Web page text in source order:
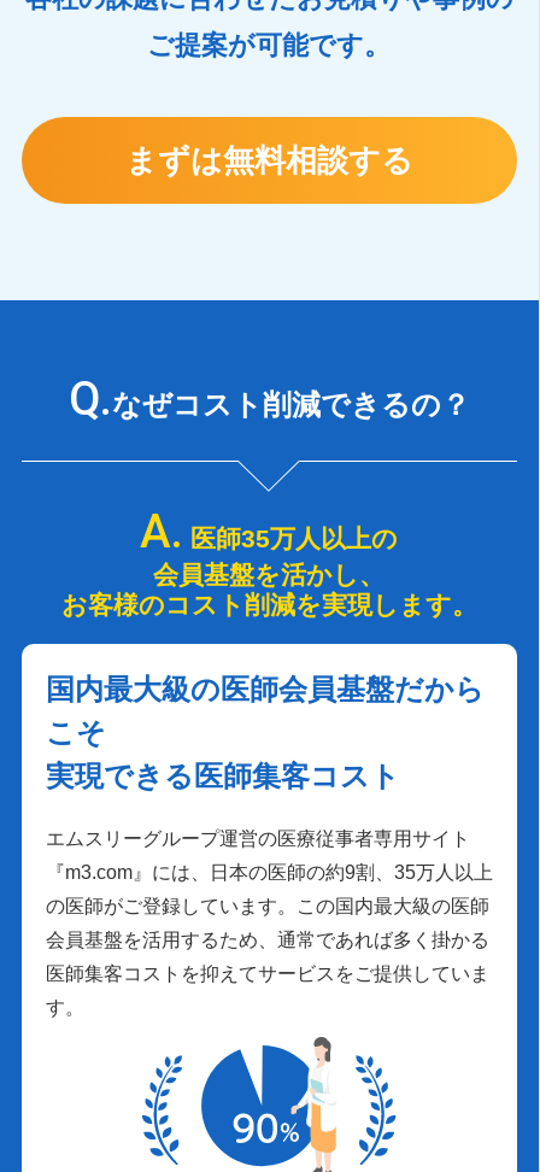
ご提案が可能です。
まずは無料相談する
なぜコスト削減できるの？
医師35万人以上の
会員基盤を活かし、
お客様のコスト削減を実現します。
国内最大級の医師会員基盤だから
こそ
実現できる医師集客コスト
エムスリーグループ運営の医療従事者専用サイト
『m3.com』には、日本の医師の約9割、35万人以上
の医師がご登録しています。この国内最大級の医師
会員基盤を活用するため、通常であれば多く掛かる
医師集客コストを抑えてサービスをご提供していま
す。